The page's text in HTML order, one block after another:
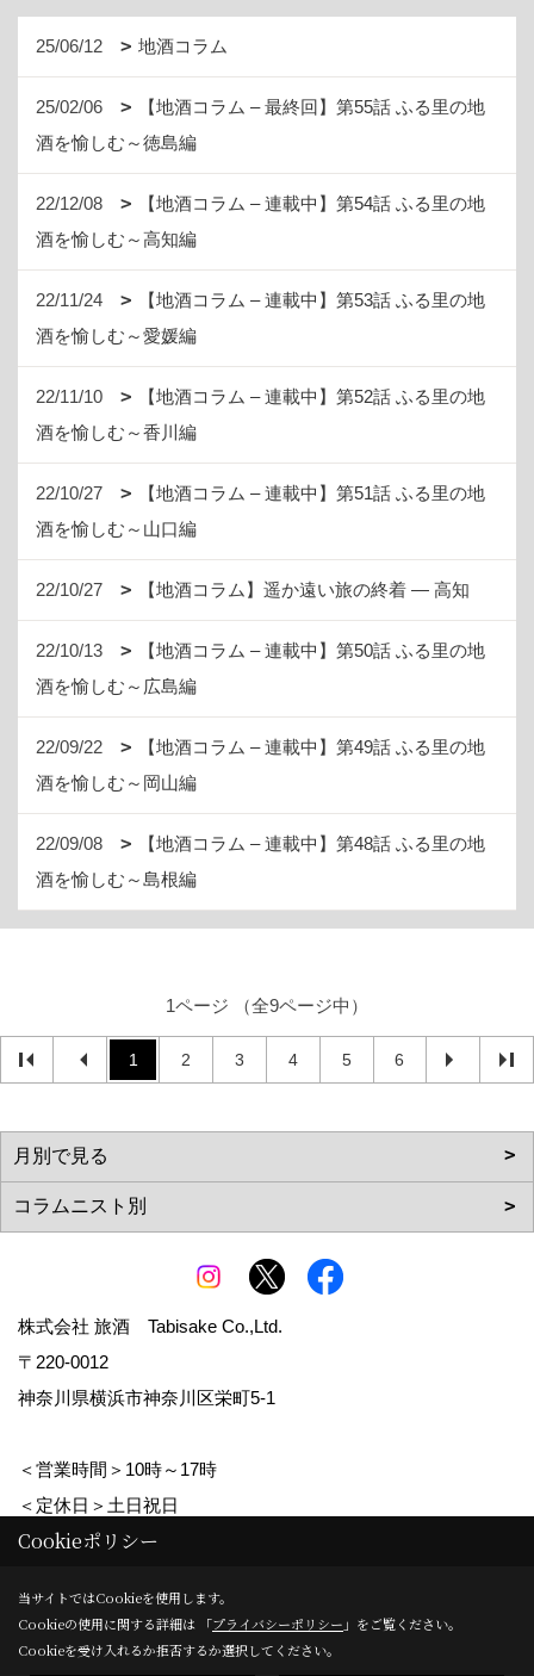
25/06/12 地酒コラム
25/02/06
【地酒コラム – 最終回】第55話 ふる里の地
酒を愉しむ～徳島編
22/12/08
【地酒コラム – 連載中】第54話 ふる里の地
酒を愉しむ～高知編
22/11/24
【地酒コラム – 連載中】第53話 ふる里の地
酒を愉しむ～愛媛編
22/11/10
【地酒コラム – 連載中】第52話 ふる里の地
酒を愉しむ～香川編
22/10/27
【地酒コラム – 連載中】第51話 ふる里の地
酒を愉しむ～山口編
22/10/27 【地酒コラム】遥か遠い旅の終着 ― 高知
22/10/13
【地酒コラム – 連載中】第50話 ふる里の地
酒を愉しむ～広島編
22/09/22
【地酒コラム – 連載中】第49話 ふる里の地
酒を愉しむ～岡山編
22/09/08
【地酒コラム – 連載中】第48話 ふる里の地
酒を愉しむ～島根編
1ページ （全9ページ中）
1 2 3 4 5 6
株式会社 旅酒 Tabisake Co.,Ltd.
〒220-0012
神奈川県横浜市神奈川区栄町5-1
＜営業時間＞10時～17時
＜定休日＞土日祝日
Copyright (c) tabisake. All Rights Reserved.
Produced byゴデスクリエイト
Cookieポリシー
当サイトではCookieを使用します。
Cookieの使用に関する詳細は 「プライバシーポリシー 」をご覧ください。
Cookieを受け入れるか拒否するか選択してください。